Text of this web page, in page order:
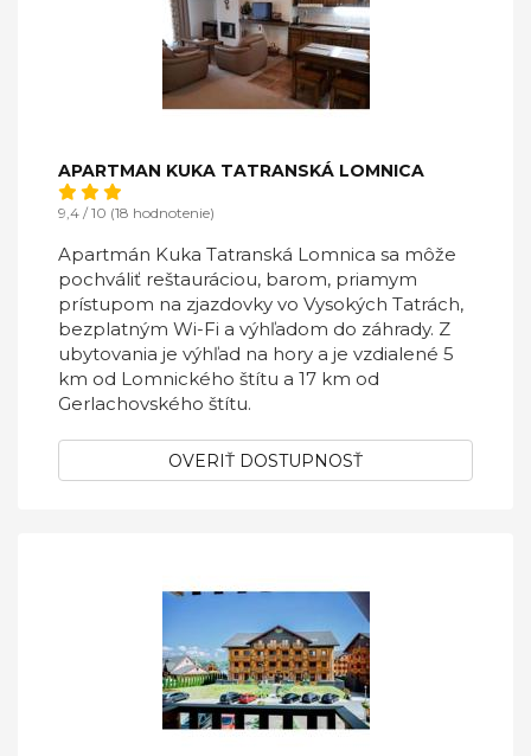
APARTMAN KUKA TATRANSKÁ LOMNICA
9,4 / 10 (18 hodnotenie)
Apartmán Kuka Tatranská Lomnica sa môže
pochváliť reštauráciou, barom, priamym
prístupom na zjazdovky vo Vysokých Tatrách,
bezplatným Wi-Fi a výhľadom do záhrady. Z
ubytovania je výhľad na hory a je vzdialené 5
km od Lomnického štítu a 17 km od
Gerlachovského štítu.
OVERIŤ DOSTUPNOSŤ